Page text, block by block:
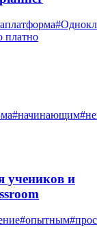
платно
#начинающим
учеников и
#опытным